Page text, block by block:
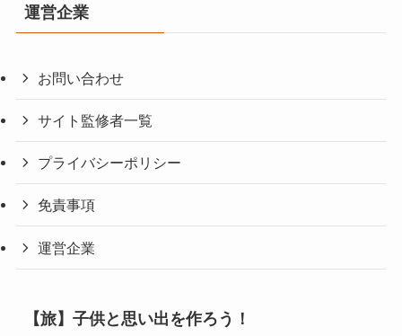
運営企業
お問い合わせ
サイト監修者一覧
プライバシーポリシー
免責事項
運営企業
【旅】子供と思い出を作ろう！